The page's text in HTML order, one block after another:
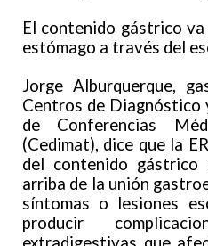
El contenido gástrico
estómago a través del
Jorge Alburquerque,
Centros de Diagnóstico
de Conferencias
(Cedimat), dice que la
del contenido gástrico
arriba de la unión
síntomas o lesiones
producir